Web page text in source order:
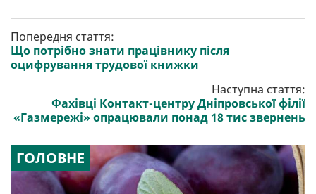
Попередня стаття:
Що потрібно знати працівнику після
оцифрування трудової книжки
Наступна стаття:
Фахівці Контакт-центру Дніпровської філії
«Газмережі» опрацювали понад 18 тис звернень
ГОЛОВНЕ